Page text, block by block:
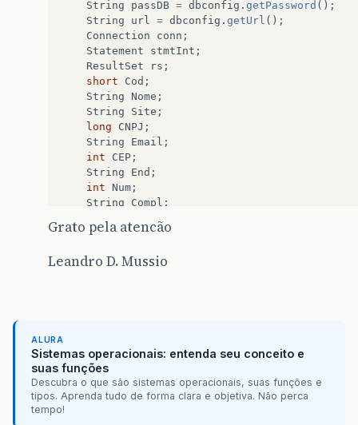
String
passDB = dbconfig . getPassword ();
String
url = dbconfig . getUrl ();
Connection
conn ;
Statement
stmtInt ;
ResultSet
rs ;
short
Cod ;
String Nome ;
String
Site ;
long
CNPJ ;
String
Email ;
int
CEP ;
String
End ;
int Num ;
String
Compl ;
String
String Cidade;
long
Fone2;
jButtonSalvar.setEnabled(false
this.frmTelaPrincipal =
}
Grato pela atencão
Leandro D. Mussio
ALURA
Sistemas operacionais: entenda seu conceito e
suas funções
Descubra o que são sistemas operacionais, suas funções e
tipos. Aprenda tudo de forma clara e objetiva. Não perca
tempo!